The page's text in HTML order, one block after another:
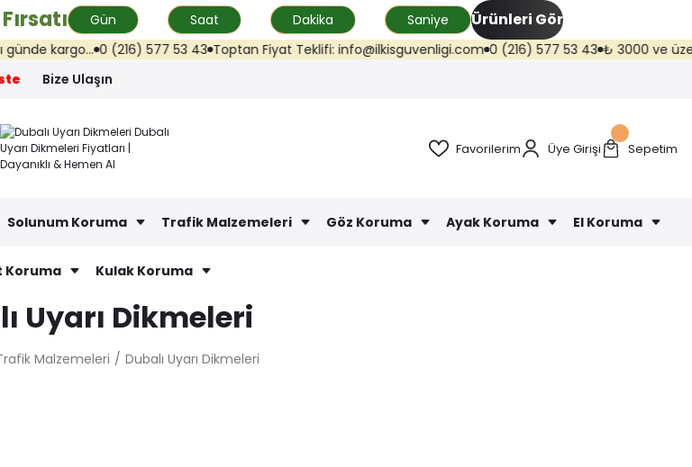
Gün Saat Dakika Saniye Ürünleri Gör
0 (216) 577 53 43 Toptan Fiyat Teklifi: info@ilkisguvenligi.com 0 (216) 577 53 43 ₺ 3000 ve üzeri kargo
Bize Ulaşın
Favorilerim Üye Girişi Sepetim
Solunum Koruma Trafik Malzemeleri Göz Koruma Ayak Koruma El Koruma
Koruma Kulak Koruma
Uyarı Dikmeleri
Malzemeleri Dubalı Uyarı Dikmeleri